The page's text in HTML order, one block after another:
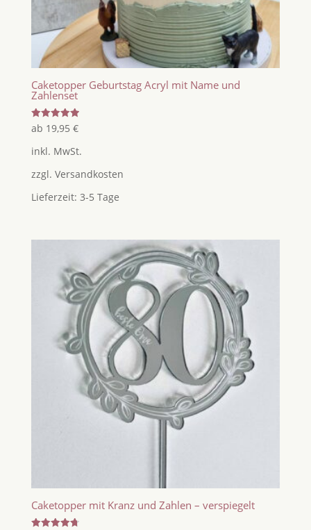
Caketopper Geburtstag Acryl mit Name und
Zahlenset
Bewertet
mit
von 5
ab 19,95 €
inkl. MwSt.
zzgl. Versandkosten
Lieferzeit: 3-5 Tage
Caketopper mit Kranz und Zahlen – verspiegelt